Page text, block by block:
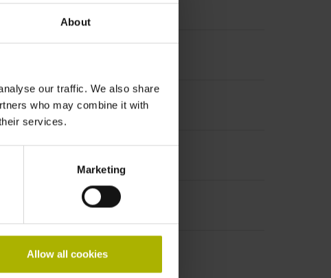
About
our traffic. We also share
who may combine it with
services.
Marketing
Allow all cookies
DQ01